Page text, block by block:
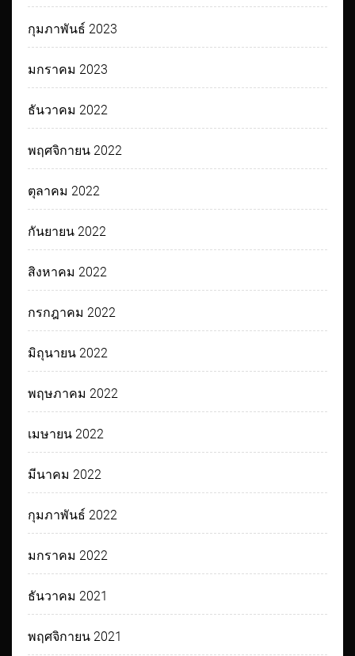
กุมภาพันธ์ 2023
มกราคม 2023
ธันวาคม 2022
พฤศจิกายน 2022
ตุลาคม 2022
กันยายน 2022
สิงหาคม 2022
กรกฎาคม 2022
มิถุนายน 2022
พฤษภาคม 2022
เมษายน 2022
มีนาคม 2022
กุมภาพันธ์ 2022
มกราคม 2022
ธันวาคม 2021
พฤศจิกายน 2021